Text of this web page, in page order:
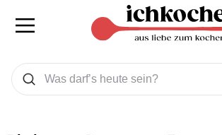
Was wollen Sie suchen
Suchen